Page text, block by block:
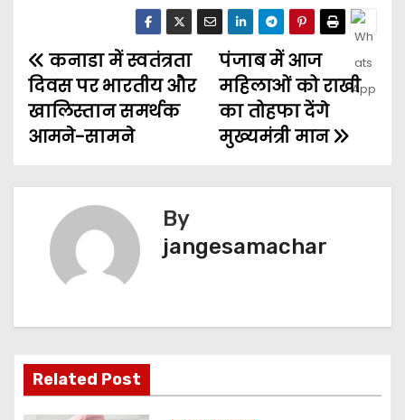
पंजाब में आज
महिलाओं को राखी
का तोहफा देंगे
मुख्यमंत्री मान
कनाडा में स्वतंत्रता
दिवस पर भारतीय और
खालिस्तान समर्थक
आमने-सामने
By
jangesamachar
Related Post